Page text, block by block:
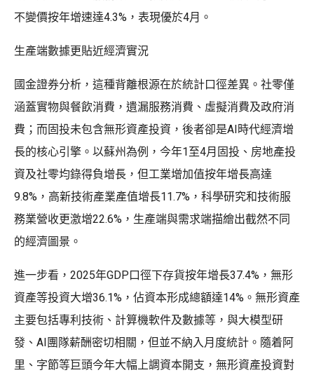
不變價按年增速達4.3%，表現優於4月。
生產端數據更貼近經濟實況
國金證券分析，這種背離根源在於統計口徑差異。社零僅
涵蓋實物與餐飲消費，遺漏服務消費、虛擬消費及政府消
費；而固投未包含無形資產投資，後者卻是AI時代經濟增
長的核心引擎。以蘇州為例，今年1至4月固投、房地產投
資及社零均錄得負增長，但工業增加值按年增長高達
9.8%，高新技術產業產值增長11.7%，科學研究和技術服
務業營收更激增22.6%，生產端與需求端描繪出截然不同
的經濟圖景。
進一步看，2025年GDP口徑下存貨按年增長37.4%，無形
資產等投資大增36.1%，佔資本形成總額達14%。無形資產
主要包括專利技術、計算機軟件及數據等，與大模型研
發、AI團隊薪酬密切相關，但並不納入月度統計。隨着阿
里、字節等巨頭今年大幅上調資本開支，無形資產投資對